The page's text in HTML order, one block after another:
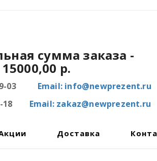
сумма заказа -
15000,00 р.
69-03 Email: info@newprezent.ru
18 Email: zakaz@newprezent.ru
Доставка